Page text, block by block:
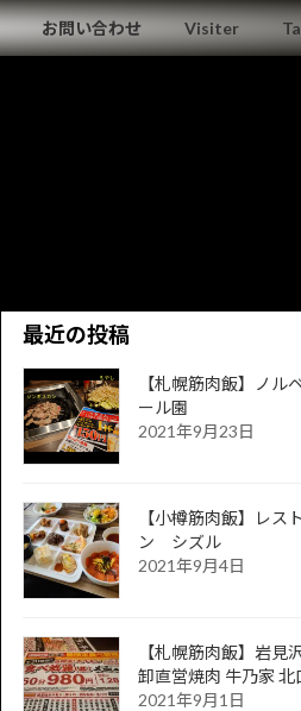
お問い合わせ Visiter
最近の投稿
【札幌筋肉飯】ノル
ール園
2021年9月23日
【小樽筋肉飯】レス
ン シズル
2021年9月4日
【札幌筋肉飯】岩見
卸直営焼肉 牛乃家 北
2021年9月1日